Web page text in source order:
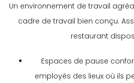
Un environnement de travail
cadre de travail bien conçu.
restaurant
Espaces de pause
employés des lieux où ils